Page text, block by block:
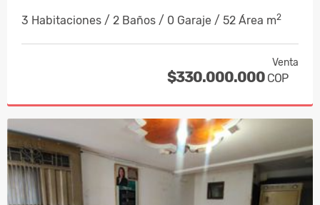
3 Habitaciones / 2 Baños / 0 Garaje / 52 Área m2
Venta
$330.000.000 COP